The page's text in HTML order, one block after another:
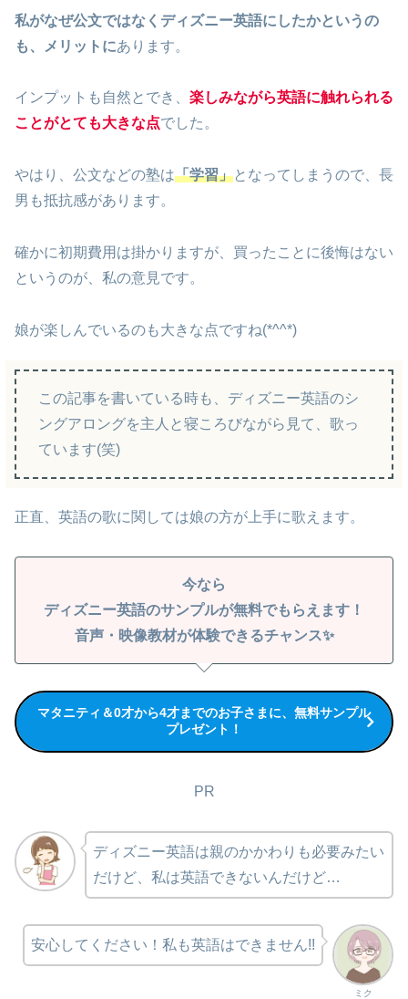
私がなぜ公文ではなくディズニー英語にしたかというの
も、メリットにあります。
インプットも自然とでき、 楽しみながら英語に触れられる
ことがとても大きな点でした。
やはり、公文などの塾は「学習」となってしまうので、長
男も抵抗感があります。
確かに初期費用は掛かりますが、買ったことに後悔はない
というのが、私の意見です。
娘が楽しんでいるのも大きな点ですね(*^^*)
この記事を書いている時も、ディズニー英語のシ
ングアロングを主人と寝ころびながら見て、歌っ
ています(笑)
正直、英語の歌に関しては娘の方が上手に歌えます。
今なら
ディズニー英語のサンプルが無料でもらえます！
音声・映像教材が体験できるチャンス✨
マタニティ＆0才から4才までのお子さまに、無料サンプル
プレゼント！
PR
ディズニー英語は親のかかわりも必要みたい
だけど、私は英語できないんだけど…
ミク
安心してください！私も英語はできません!!